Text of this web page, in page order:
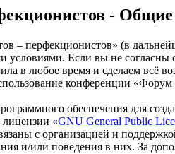
-
– перфекционистов» (в
условиями. Если вы не
в любое время и сделаем
конференции
обеспечения для
«GNU General Public
с организацией и
и/или поведения в них. За